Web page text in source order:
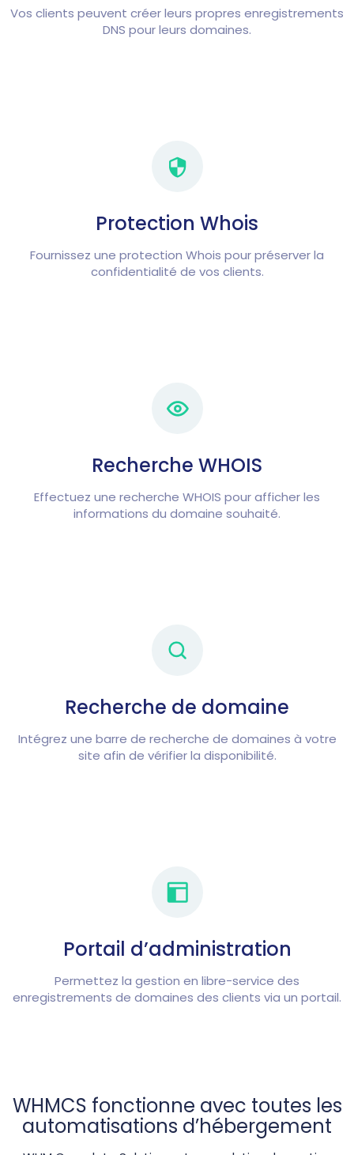
Vos clients peuvent créer leurs propres enregistrements
DNS pour leurs domaines.
Protection Whois
Fournissez une protection Whois pour préserver la
confidentialité de vos clients.
Recherche WHOIS
Effectuez une recherche WHOIS pour afficher les
informations du domaine souhaité.
Recherche de domaine
Intégrez une barre de recherche de domaines à votre
site afin de vérifier la disponibilité.
Portail d’administration
Permettez la gestion en libre-service des
enregistrements de domaines des clients via un portail.
WHMCS fonctionne avec toutes les
automatisations d’hébergement